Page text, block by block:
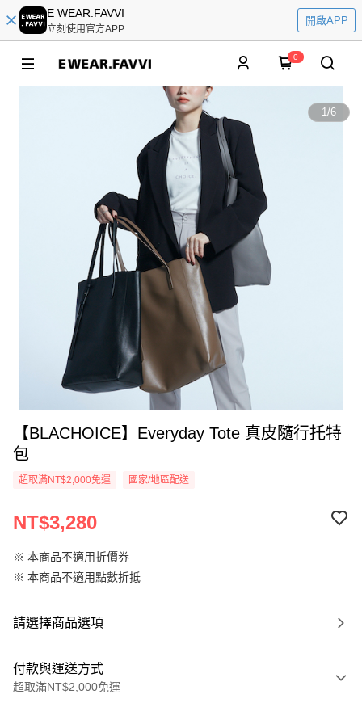
E WEAR.FAVVI
立刻使用官方APP
開啟APP
0
1/6
【BLACHOICE】Everyday Tote 真皮隨行托特
包
超取滿NT$2,000免運 國家/地區配送
NT$3,280
※ 本商品不適用折價券
※ 本商品不適用點數折抵
請選擇商品選項
付款與運送方式
超取滿NT$2,000免運